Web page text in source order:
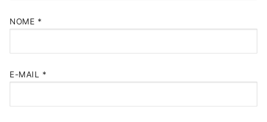
NOME *
E-MAIL *